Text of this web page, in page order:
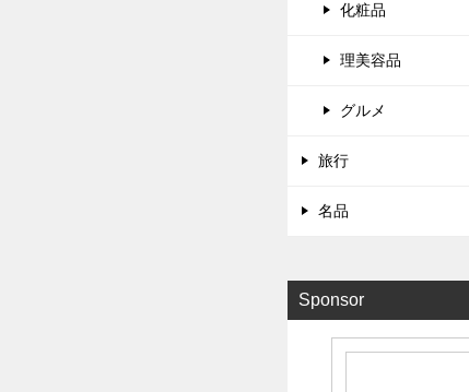
化粧品
理美容品
グルメ
旅行
名品
Sponsor